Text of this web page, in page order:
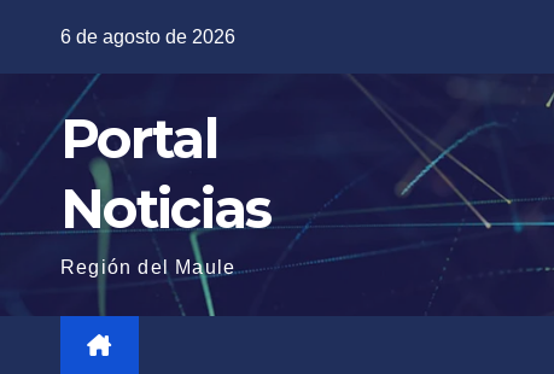
contenido
6 de agosto de 2026
Portal
Noticias
Región del Maule